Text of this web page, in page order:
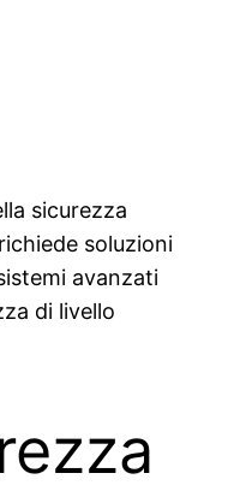
sicurezza
soluzioni
avanzati
di livello